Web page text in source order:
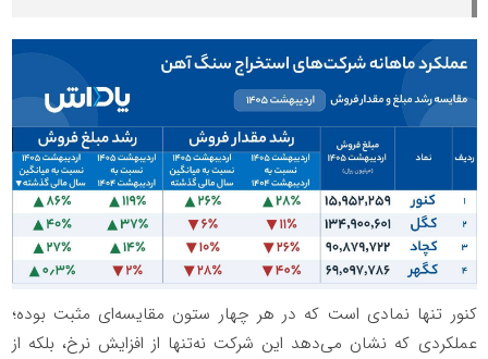
کنور تنها نمادی است که در هر چهار ستون مقایسه‌ای مثبت بوده؛
عملکردی که نشان می‌دهد این شرکت نه‌تنها از افزایش نرخ، بلکه از